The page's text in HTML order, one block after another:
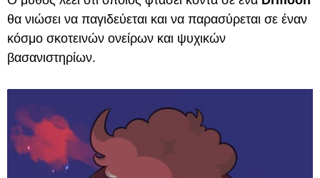
θα νιώσει να παγιδεύεται και να παρασύρεται σε έναν
κόσμο σκοτεινών ονείρων και ψυχικών
βασανιστηρίων.